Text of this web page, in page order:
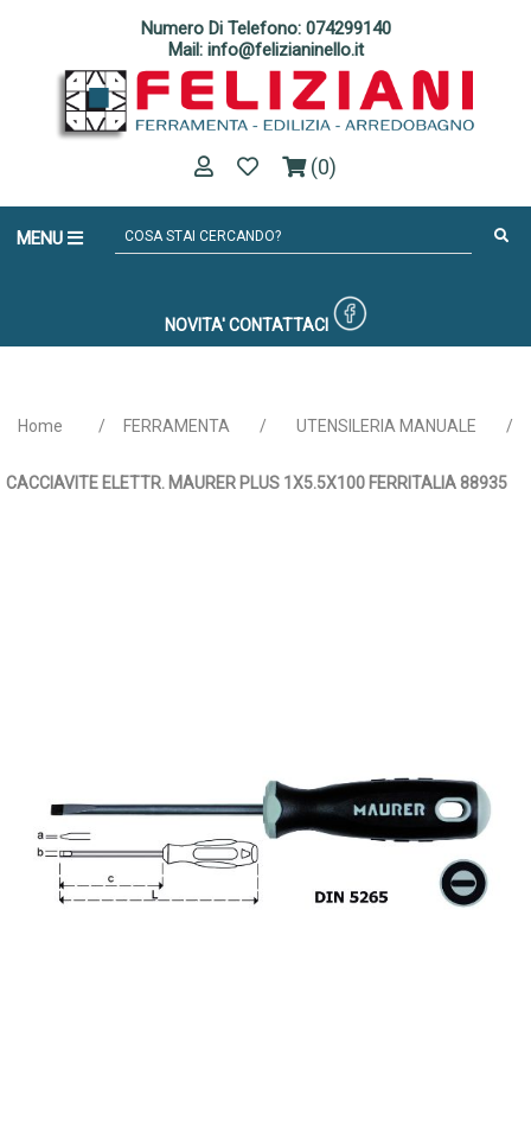
Numero Di Telefono: 074299140
Mail: info@felizianinello.it
(0)
MENU
NOVITA' CONTATTACI
Home / FERRAMENTA / UTENSILERIA MANUALE /
CACCIAVITE ELETTR. MAURER PLUS 1X5.5X100 FERRITALIA 88935